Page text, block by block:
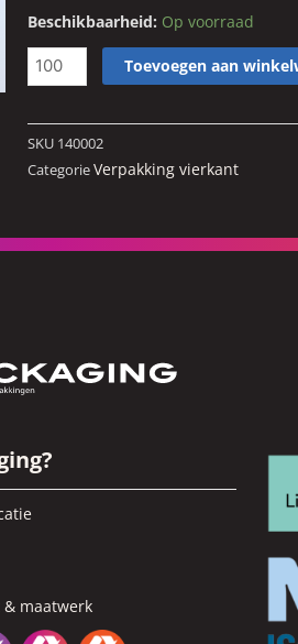
Beschikbaarheid: Op voorraad
Transparante
verpakking
vierkant
mm
aantal
Toevoegen aan
SKU 140002
CategorieVerpakking vierkant
maatwerk